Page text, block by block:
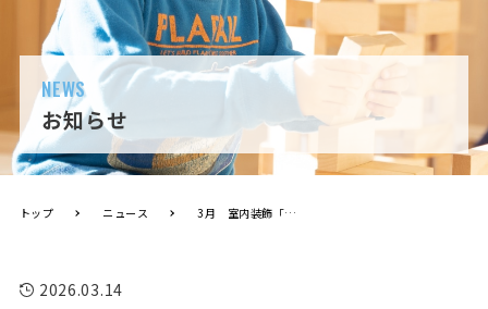
NEWS
お知らせ
トップ ニュース 3月 室内装飾「ひなまつり」
2026.03.14